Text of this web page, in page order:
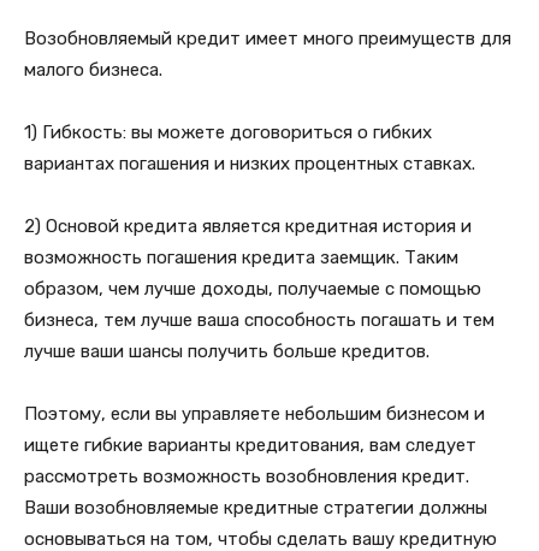
Возобновляемый кредит имеет много преимуществ для
малого бизнеса.
1) Гибкость: вы можете договориться о гибких
вариантах погашения и низких процентных ставках.
2) Основой кредита является кредитная история и
возможность погашения кредита заемщик. Таким
образом, чем лучше доходы, получаемые с помощью
бизнеса, тем лучше ваша способность погашать и тем
лучше ваши шансы получить больше кредитов.
Поэтому, если вы управляете небольшим бизнесом и
ищете гибкие варианты кредитования, вам следует
рассмотреть возможность возобновления кредит.
Ваши возобновляемые кредитные стратегии должны
основываться на том, чтобы сделать вашу кредитную